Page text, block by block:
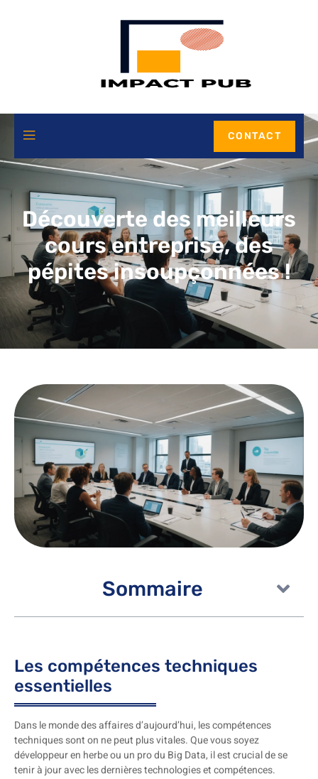
CONTACT
Découverte des meilleurs
cours entreprise, des
pépites insoupçonnées !
Sommaire
Les compétences techniques
essentielles
Dans le monde des affaires d’aujourd’hui, les compétences
techniques sont on ne peut plus vitales. Que vous soyez
développeur en herbe ou un pro du Big Data, il est crucial de se
tenir à jour avec les dernières technologies et compétences.